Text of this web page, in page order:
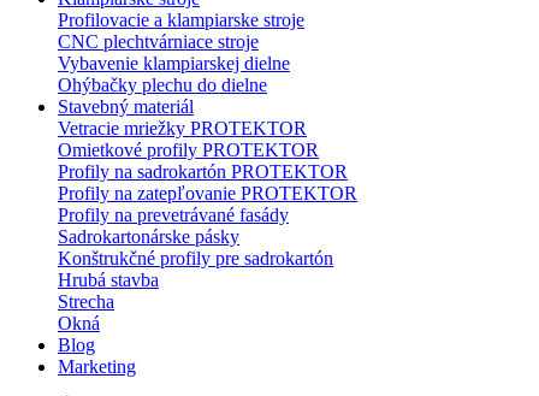
Profilovacie a klampiarske stroje
CNC plechtvárniace stroje
Vybavenie klampiarskej dielne
Ohýbačky plechu do dielne
Stavebný materiál
Vetracie mriežky PROTEKTOR
Omietkové profily PROTEKTOR
Profily na sadrokartón PROTEKTOR
Profily na zatepľovanie PROTEKTOR
Profily na prevetrávané fasády
Sadrokartonárske pásky
Konštrukčné profily pre sadrokartón
Hrubá stavba
Strecha
Okná
Blog
Marketing